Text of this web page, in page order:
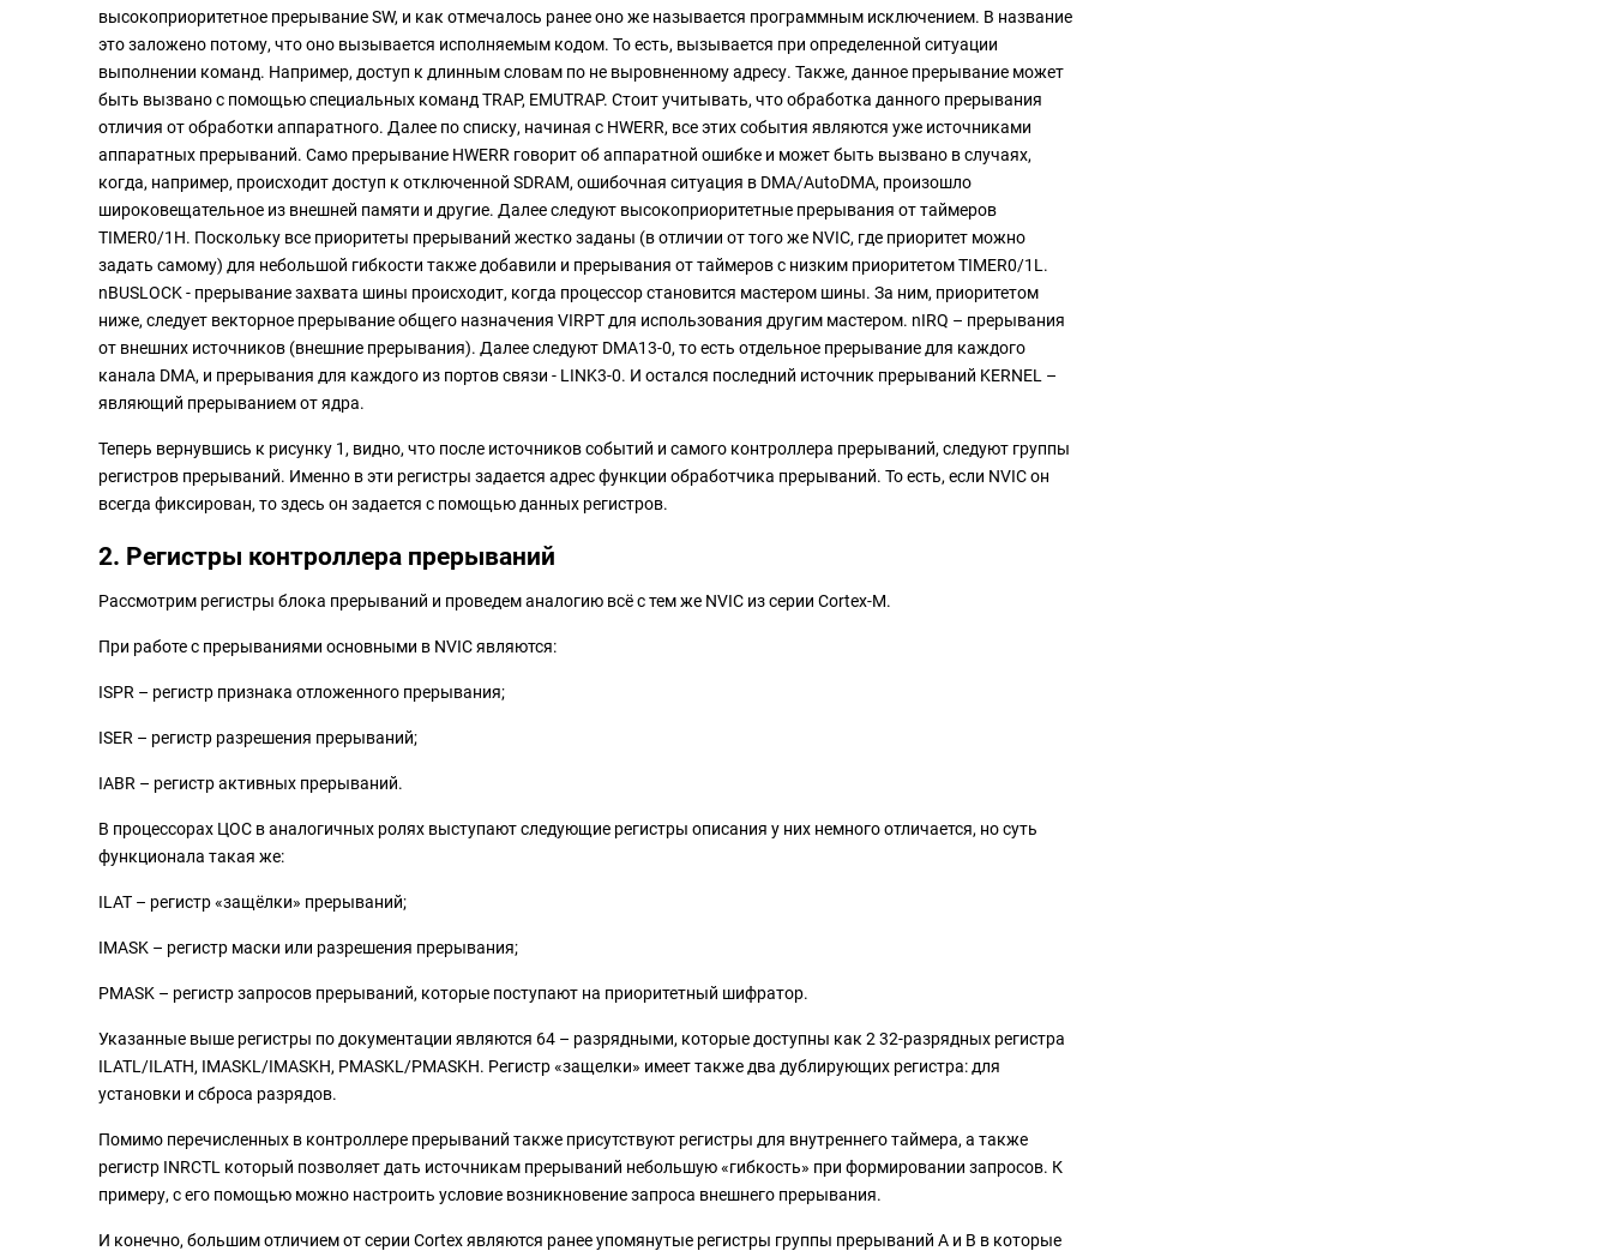
высокоприоритетное прерывание SW, и как отмечалось ранее оно же называется программным исключением. В название
это заложено потому, что оно вызывается исполняемым кодом. То есть, вызывается при определенной ситуации
выполнении команд. Например, доступ к длинным словам по не выровненному адресу. Также, данное прерывание может
быть вызвано с помощью специальных команд TRAP, EMUTRAP. Стоит учитывать, что обработка данного прерывания
отличия от обработки аппаратного. Далее по списку, начиная с HWERR, все этих события являются уже источниками
аппаратных прерываний. Само прерывание HWERR говорит об аппаратной ошибке и может быть вызвано в случаях,
когда, например, происходит доступ к отключенной SDRAM, ошибочная ситуация в DMA/AutoDMA, произошло
широковещательное из внешней памяти и другие. Далее следуют высокоприоритетные прерывания от таймеров
TIMER0/1H. Поскольку все приоритеты прерываний жестко заданы (в отличии от того же NVIC, где приоритет можно
задать самому) для небольшой гибкости также добавили и прерывания от таймеров с низким приоритетом TIMER0/1L.
nBUSLOCK - прерывание захвата шины происходит, когда процессор становится мастером шины. За ним, приоритетом
ниже, следует векторное прерывание общего назначения VIRPT для использования другим мастером. nIRQ – прерывания
от внешних источников (внешние прерывания). Далее следуют DMA13-0, то есть отдельное прерывание для каждого
канала DMA, и прерывания для каждого из портов связи - LINK3-0. И остался последний источник прерываний KERNEL –
являющий прерыванием от ядра.
Теперь вернувшись к рисунку 1, видно, что после источников событий и самого контроллера прерываний, следуют группы
регистров прерываний. Именно в эти регистры задается адрес функции обработчика прерываний. То есть, если NVIC он
всегда фиксирован, то здесь он задается с помощью данных регистров.
2. Регистры контроллера прерываний
Рассмотрим регистры блока прерываний и проведем аналогию всё с тем же NVIC из серии Cortex-M.
При работе с прерываниями основными в NVIC являются:
ISPR – регистр признака отложенного прерывания;
ISER – регистр разрешения прерываний;
IABR – регистр активных прерываний.
В процессорах ЦОС в аналогичных ролях выступают следующие регистры описания у них немного отличается, но суть
функционала такая же:
ILAT – регистр «защёлки» прерываний;
IMASK – регистр маски или разрешения прерывания;
PMASK – регистр запросов прерываний, которые поступают на приоритетный шифратор.
Указанные выше регистры по документации являются 64 – разрядными, которые доступны как 2 32-разрядных регистра
ILATL/ILATH, IMASKL/IMASKH, PMASKL/PMASKH. Регистр «защелки» имеет также два дублирующих регистра: для
установки и сброса разрядов.
Помимо перечисленных в контроллере прерываний также присутствуют регистры для внутреннего таймера, а также
регистр INRCTL который позволяет дать источникам прерываний небольшую «гибкость» при формировании запросов. К
примеру, с его помощью можно настроить условие возникновение запроса внешнего прерывания.
И конечно, большим отличием от серии Cortex являются ранее упомянутые регистры группы прерываний А и B в которые